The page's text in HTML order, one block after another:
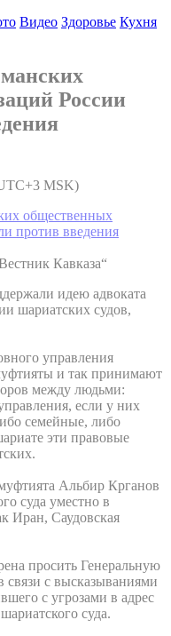
Видео Здоровье Кухня
России
MSK)
Кавказа“
идею адвоката
шариатских судов,
управления
и так принимают
между людьми:
если у них
семейные, либо
эти правовые
Альбир Крганов
суда уместно в
Иран, Саудовская
просить Генеральную
связи с высказываниями
с угрозами в адрес
суда.